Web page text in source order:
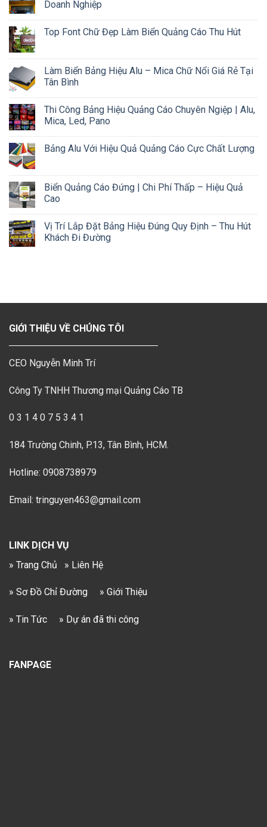
Doanh Nghiệp
Top Font Chữ Đẹp Làm Biển Quảng Cáo Thu Hút
Làm Biển Bảng Hiệu Alu – Mica Chữ Nổi Giá Rẻ Tại
Tân Bình
Thi Công Bảng Hiệu Quảng Cáo Chuyên Ngiệp | Alu,
Mica, Led, Pano
Bảng Alu Với Hiệu Quả Quảng Cáo Cực Chất Lượng
Biển Quảng Cáo Đứng | Chi Phí Thấp – Hiệu Quả
Cao
Vị Trí Lắp Đặt Bảng Hiệu Đúng Quy Định – Thu Hút
Khách Đi Đường
GIỚI THIỆU VỀ CHÚNG TÔI
CEO Nguyễn Minh Trí
Công Ty TNHH Thương mại Quảng Cáo TB
0 3 1 4 0 7 5 3 4 1
184 Trường Chinh, P.13, Tân Bình, HCM.
Hotline: 0908738979
Email: tringuyen463@gmail.com
LINK DỊCH VỤ
» Trang Chủ
» Liên Hệ
» Sơ Đồ Chỉ Đường » Giới Thiệu
» Tin Tức » Dự án đã thi công
FANPAGE